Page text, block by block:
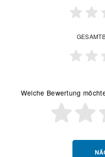
Welche Bewertung